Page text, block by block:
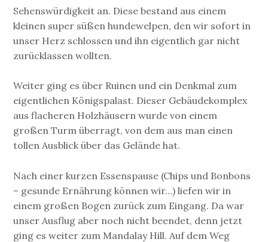
Sehenswürdigkeit an. Diese bestand aus einem
kleinen super süßen hundewelpen, den wir sofort in
unser Herz schlossen und ihn eigentlich gar nicht
zurücklassen wollten.
Weiter ging es über Ruinen und ein Denkmal zum
eigentlichen Königspalast. Dieser Gebäudekomplex
aus flacheren Holzhäusern wurde von einem
großen Turm überragt, von dem aus man einen
tollen Ausblick über das Gelände hat.
Nach einer kurzen Essenspause (Chips und Bonbons
– gesunde Ernährung können wir…) liefen wir in
einem großen Bogen zurück zum Eingang. Da war
unser Ausflug aber noch nicht beendet, denn jetzt
ging es weiter zum Mandalay Hill. Auf dem Weg